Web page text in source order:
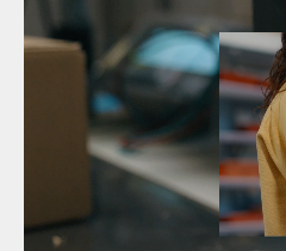
Consulting & Support
Das Unternehmen
News
Aktuelle